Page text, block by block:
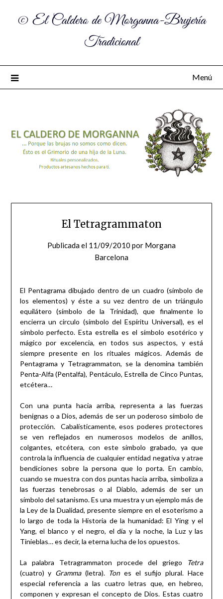
© El Caldero de Morganna-Brujería
Tradicional
Menú
El Tetragrammaton
Publicada el 11/09/2010 por Morgana
Barcelona
El Pentagrama dibujado dentro de un cuadro (símbolo de
los elementos) y éste a su vez dentro de un triángulo
equilátero (símbolo de la Trinidad), que finalmente lo
encierra un circulo (símbolo del Espíritu Universal), es el
símbolo perfecto. Esta estrella es el símbolo esotérico y
mágico por excelencia, en todos sus aspectos, y está
siempre presente en los rituales mágicos. Además de
Pentagrama y Tetragrammaton, se la denomina también
Penta-Alfa (Pentalfa), Pentáculo, Estrella de Cinco Puntas,
etcétera…
Con una punta hacia arriba, representa a las fuerzas
benignas o a Dios, además de ser un poderoso símbolo de
protección. Cabalísticamente, esos poderes protectores
se ven reflejados en numerosos modelos de anillos,
colgantes, etcétera, con este símbolo grabado, ya que
controla la influencia de cualquier entidad negativa y atrae
bendiciones sobre la persona que lo porta. En cambio,
cuando se muestra con dos puntas hacia arriba, simboliza a
las fuerzas tenebrosas o al Diablo, además de ser un
símbolo del satanismo. Es una muestra y un ejemplo más de
la Ley de la Dualidad, presente siempre en el esoterismo a
lo largo de toda la Historia de la humanidad: El Ying y el
Yang, el blanco y el negro, el día y la noche, la Luz y las
Tinieblas… es decir, la eterna lucha de los opuestos.
La palabra Tetragrammaton procede del griego Tetra
(cuatro) y Gramma (letra). Tones el sufijo plural. Hace
especial referencia a las cuatro letras que, en hebreo,
componen y expresan el concepto de Dios. Estas cuatro